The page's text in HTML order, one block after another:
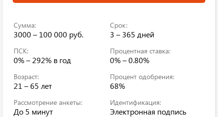
Сумма:
3000 – 100 000 руб.
Срок:
3 – 365 дней
ПСК:
0% – 292% в год
Процентная ставка:
0% – 0.80%
Возраст:
21 – 65 лет
Процент одобрения:
68%
Рассмотрение анкеты:
До 5 минут
Идентификация:
Электронная подпись